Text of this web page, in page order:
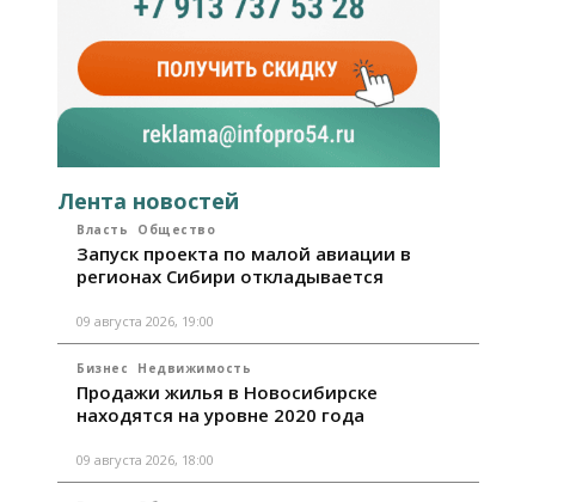
Лента новостей
Власть Общество
Запуск проекта по малой авиации в
регионах Сибири откладывается
09 августа 2026, 19:00
Бизнес Недвижимость
Продажи жилья в Новосибирске
находятся на уровне 2020 года
09 августа 2026, 18:00